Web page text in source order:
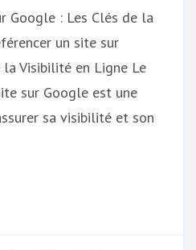
Google : Les Clés de la
un site sur
Visibilité en Ligne Le
sur Google est une
sa visibilité et son